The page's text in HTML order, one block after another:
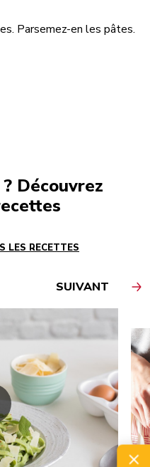
Parsemez-en les pâtes.
Découvrez
LES RECETTES
SUIVANT